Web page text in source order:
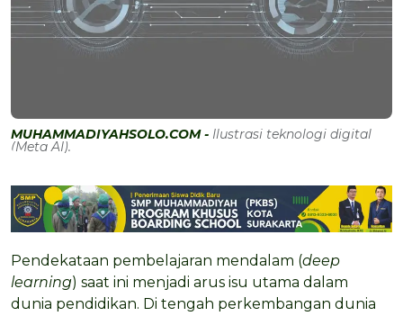
MUHAMMADIYAHSOLO.COM - Ilustrasi teknologi digital
(Meta AI).
Pendekataan pembelajaran mendalam (deep
learning) saat ini menjadi arus isu utama dalam
dunia pendidikan. Di tengah perkembangan dunia